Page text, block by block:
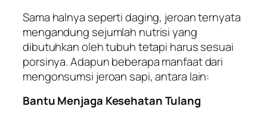
Sama halnya seperti daging, jeroan ternyata
mengandung sejumlah nutrisi yang
dibutuhkan oleh tubuh tetapi harus sesuai
porsinya. Adapun beberapa manfaat dari
mengonsumsi jeroan sapi, antara lain:
Bantu Menjaga Kesehatan Tulang